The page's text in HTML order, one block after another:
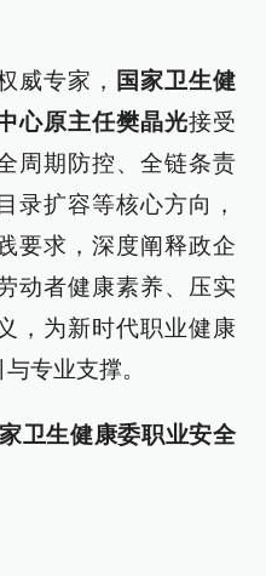
威专家， 国家卫生健
心原主任樊晶光接受
周期防控、全链条责
录扩容等核心方向，
要求，深度阐释政企
动者健康素养、压实
，为新时代职业健康
专业支撑。
卫生健康委职业安全